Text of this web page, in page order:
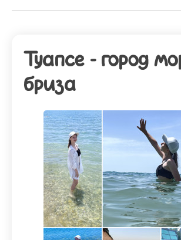
Туапсе - город
бриза